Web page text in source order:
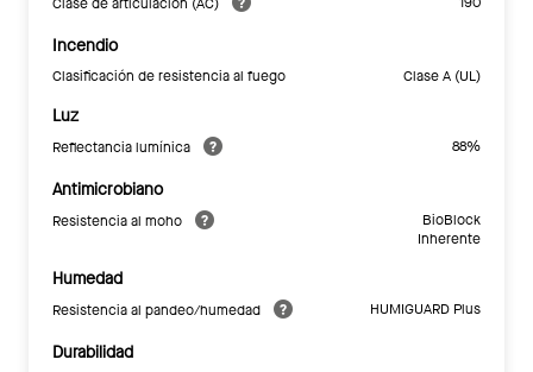
Incendio
Clasificación de resistencia al fuego Clase A (UL)
Luz
Reflectancia lumínica 88%
Antimicrobiano
Resistencia al moho
BioBlock
Inherente
Humedad
Resistencia al pandeo/humedad HUMIGUARD Plus
Durabilidad